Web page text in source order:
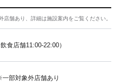
店舗あり、詳細は施設案内をご覧ください。
食店舗11:00-22:00）
部対象外店舗あり